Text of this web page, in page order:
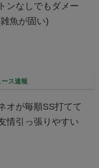
ンなしでもダメー
魚が固い)
ス速報
オが毎順SS打てて
情引っ張りやすい